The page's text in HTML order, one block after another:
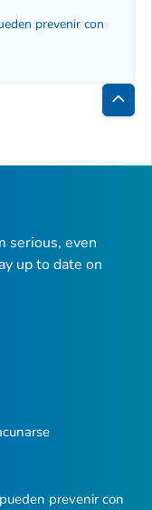
prevenir con
la
serious, even
up to date on
prevenir con